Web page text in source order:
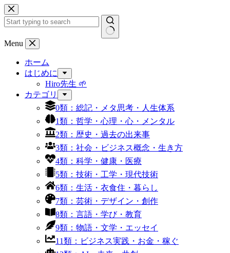
コ
ン
テ
ン
結
Menu
ホーム
はじめに
Hiro先生 🌱
カテゴリ
0類：総記・メタ思考・人生体系
1類：哲学・心理・心・メンタル
2類：歴史・過去の出来事
3類：社会・ビジネス概念・生き方
4類：科学・健康・医療
5類：技術・工学・現代技術
6類：生活・衣食住・暮らし
7類：芸術・デザイン・創作
8類：言語・学び・教育
9類：物語・文学・エッセイ
11類：ビジネス実践・お金・稼ぐ